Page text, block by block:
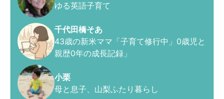
ゆる英語子育て
千代田橋そあ
43歳の新米ママ「子育て修行中」0歳児と
親歴0年の成長記録」
小栗
母と息子、山梨ふたり暮らし